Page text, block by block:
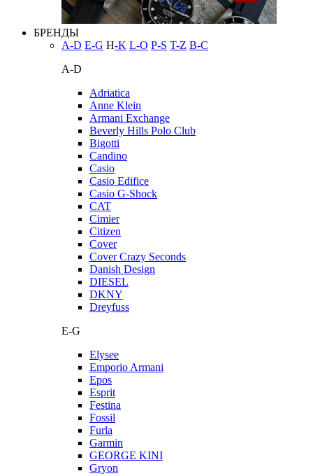
БРЕНДЫ
A-D E-G H-K L-O P-S T-Z В-С
A-D
Adriatica
Anne Klein
Armani Exchange
Beverly Hills Polo Club
Bigotti
Candino
Casio
Casio Edifice
Casio G-Shock
CAT
Cimier
Citizen
Cover
Cover Crazy Seconds
Danish Design
DIESEL
DKNY
Dreyfuss
E-G
Elysee
Emporio Armani
Epos
Esprit
Festina
Fossil
Furla
Garmin
GEORGE KINI
Gryon